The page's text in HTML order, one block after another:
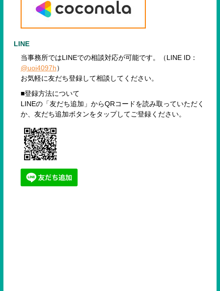
LINE
当事務所ではLINEでの相談対応が可能です。（LINE ID：
@uoi4097h）
お気軽に友だち登録して相談してください。
■登録方法について
LINEの「友だち追加」からQRコードを読み取っていただく
か、友だち追加ボタンをタップしてご登録ください。